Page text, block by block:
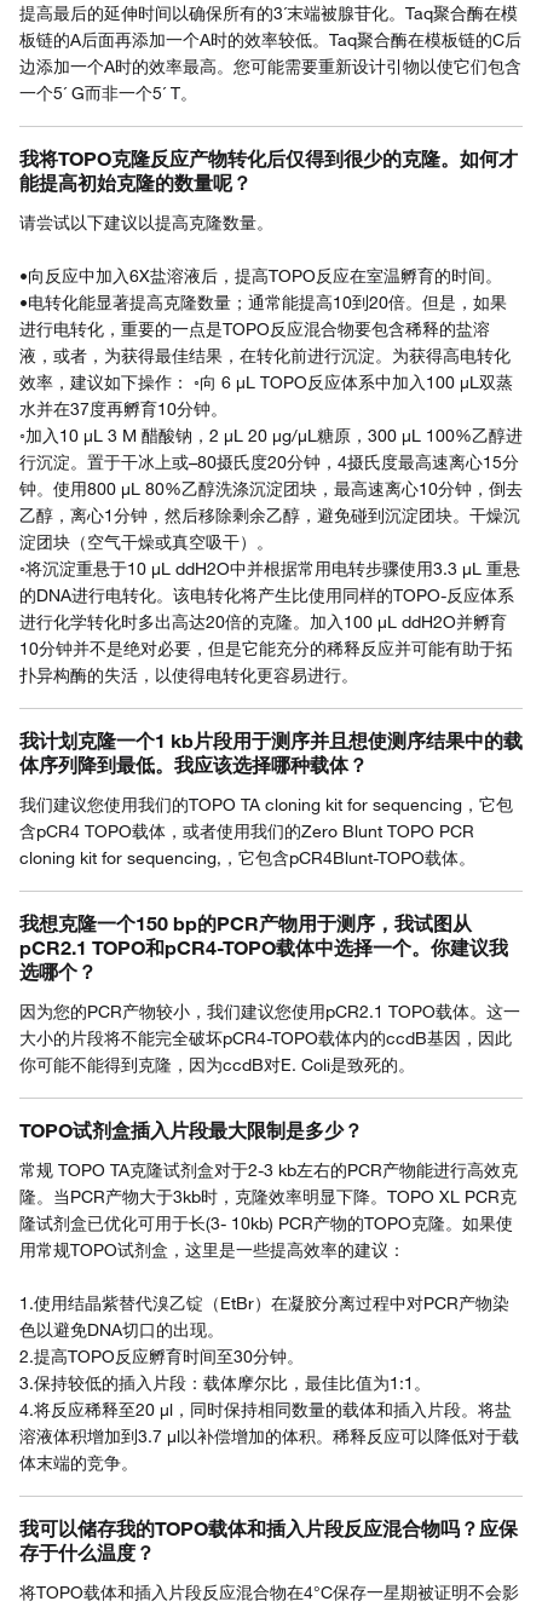
提高最后的延伸时间以确保所有的3´末端被腺苷化。Taq聚合酶在模
板链的A后面再添加一个A时的效率较低。Taq聚合酶在模板链的C后
边添加一个A时的效率最高。您可能需要重新设计引物以使它们包含
一个5´ G而非一个5´ T。
我将TOPO克隆反应产物转化后仅得到很少的克隆。如何才
能提高初始克隆的数量呢？
请尝试以下建议以提高克隆数量。
•向反应中加入6X盐溶液后，提高TOPO反应在室温孵育的时间。
•电转化能显著提高克隆数量；通常能提高10到20倍。但是，如果
进行电转化，重要的一点是TOPO反应混合物要包含稀释的盐溶
液，或者，为获得最佳结果，在转化前进行沉淀。为获得高电转化
效率，建议如下操作： ◦向 6 µL TOPO反应体系中加入100 µL双蒸
水并在37度再孵育10分钟。
◦加入10 µL 3 M 醋酸钠，2 µL 20 µg/µL糖原，300 µL 100%乙醇进
行沉淀。置于干冰上或–80摄氏度20分钟，4摄氏度最高速离心15分
钟。使用800 µL 80%乙醇洗涤沉淀团块，最高速离心10分钟，倒去
乙醇，离心1分钟，然后移除剩余乙醇，避免碰到沉淀团块。干燥沉
淀团块（空气干燥或真空吸干）。
◦将沉淀重悬于10 µL ddH2O中并根据常用电转步骤使用3.3 µL 重悬
的DNA进行电转化。该电转化将产生比使用同样的TOPO-反应体系
进行化学转化时多出高达20倍的克隆。加入100 µL ddH2O并孵育
10分钟并不是绝对必要，但是它能充分的稀释反应并可能有助于拓
扑异构酶的失活，以使得电转化更容易进行。
我计划克隆一个1 kb片段用于测序并且想使测序结果中的载
体序列降到最低。我应该选择哪种载体？
我们建议您使用我们的TOPO TA cloning kit for sequencing，它包
含pCR4 TOPO载体，或者使用我们的Zero Blunt TOPO PCR
cloning kit for sequencing,，它包含pCR4Blunt-TOPO载体。
我想克隆一个150 bp的PCR产物用于测序，我试图从
pCR2.1 TOPO和pCR4-TOPO载体中选择一个。你建议我
选哪个？
因为您的PCR产物较小，我们建议您使用pCR2.1 TOPO载体。这一
大小的片段将不能完全破坏pCR4-TOPO载体内的ccdB基因，因此
你可能不能得到克隆，因为ccdB对E. Coli是致死的。
TOPO试剂盒插入片段最大限制是多少？
常规 TOPO TA克隆试剂盒对于2-3 kb左右的PCR产物能进行高效克
隆。当PCR产物大于3kb时，克隆效率明显下降。TOPO XL PCR克
隆试剂盒已优化可用于长(3- 10kb) PCR产物的TOPO克隆。如果使
用常规TOPO试剂盒，这里是一些提高效率的建议：
1.使用结晶紫替代溴乙锭（EtBr）在凝胶分离过程中对PCR产物染
色以避免DNA切口的出现。
2.提高TOPO反应孵育时间至30分钟。
3.保持较低的插入片段：载体摩尔比，最佳比值为1:1。
4.将反应稀释至20 µl，同时保持相同数量的载体和插入片段。将盐
溶液体积增加到3.7 µl以补偿增加的体积。稀释反应可以降低对于载
体末端的竞争。
我可以储存我的TOPO载体和插入片段反应混合物吗？应保
存于什么温度？
将TOPO载体和插入片段反应混合物在4°C保存一星期被证明不会影